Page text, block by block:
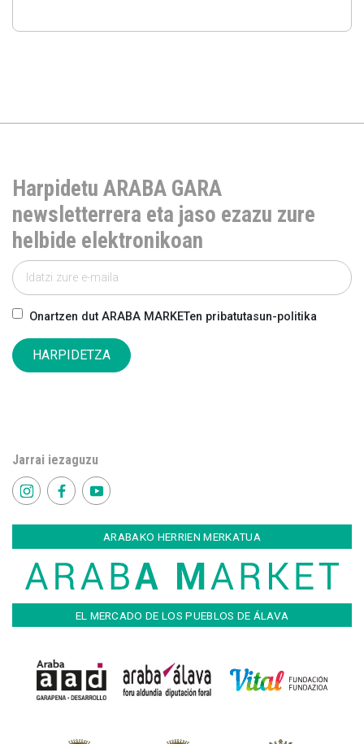
Harpidetu ARABA GARA
newsletterrera eta jaso ezazu zure
helbide elektronikoan
Onartzen dut ARABA MARKETen pribatutasun-politika
HARPIDETZA
Jarrai iezaguzu
ARABAKO HERRIEN MERKATUA
EL MERCADO DE LOS PUEBLOS DE ÁLAVA